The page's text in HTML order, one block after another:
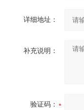
详细地址：
补充说明：
验证码：